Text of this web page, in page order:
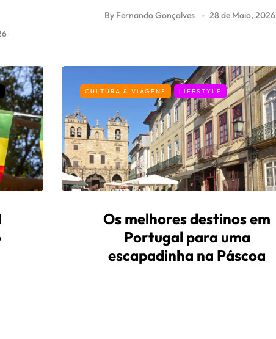
By Fernando Gonçalves 28 de Maio, 2026
CULTURA & VIAGENS LIFESTYLE
Os melhores destinos em
Portugal para uma
escapadinha na Páscoa